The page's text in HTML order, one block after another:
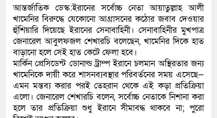
নতুন মামলায় গ্রেফতার
কলিমউল্লাহকে (ভিডিও)
আন্তর্জাতিক ডেস্ক:ইরানের সর্বোচ্চ নেতা আয়াতুল্লাহ আলী
খামেনির বিরুদ্ধে যেকোনো আগ্রাসনের কঠোর জবাব দেওয়ার
হুঁশিয়ারি দিয়েছে ইরানের সেনাবাহিনী। সেনাবাহিনীর মুখপাত্র
জেনারেল আবুলফজল শেখারচি বলেছেন, খামেনির দিকে হাত
বাড়ানো হলে সেই হাত কেটে ফেলা হবে।
মার্কিন প্রেসিডেন্ট ডোনাল্ড ট্রাম্প ইরানে চলমান অস্থিরতার জন্য
খামেনিকে দায়ী করে শাসনব্যবস্থার পরিবর্তনের সময় এসেছে—
এমন মন্তব্য করার পরই তেহরান থেকে এই কড়া প্রতিক্রিয়া
এলো। জেনারেল শেখারচি বলেন, সর্বোচ্চ নেতাকে নিশানা করা
হলে তার প্রতিক্রিয়া শুধু ইরানে সীমাবদ্ধ থাকবে না; পুরো